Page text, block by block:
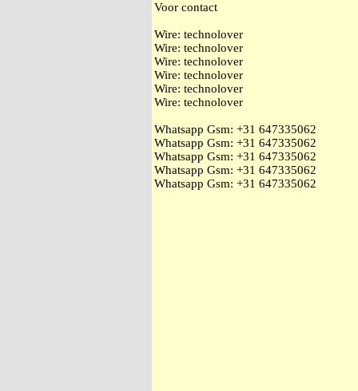
Voor contact
Wire: technolover
Wire: technolover
Wire: technolover
Wire: technolover
Wire: technolover
Wire: technolover
Whatsapp Gsm: ‭+31 647335062
Whatsapp Gsm: ‭+31 647335062
Whatsapp Gsm: ‭+31 647335062
Whatsapp Gsm: ‭+31 647335062
Whatsapp Gsm: ‭+31 647335062